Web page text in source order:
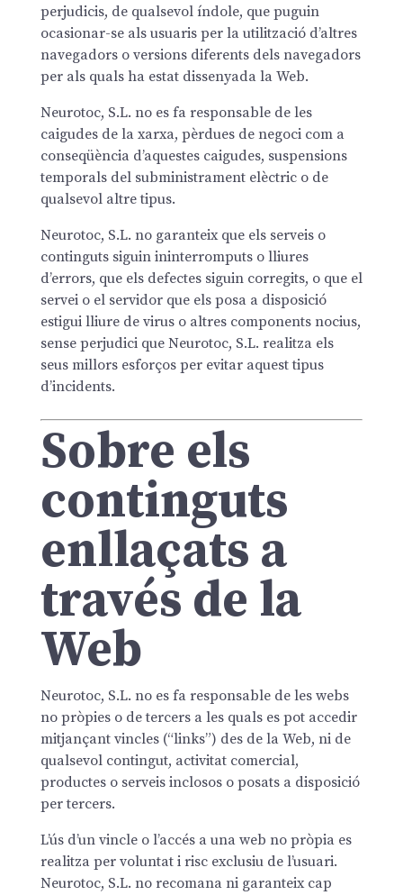
perjudicis, de qualsevol índole, que puguin
ocasionar-se als usuaris per la utilització d’altres
navegadors o versions diferents dels navegadors
per als quals ha estat dissenyada la Web.
Neurotoc, S.L. no es fa responsable de les
caigudes de la xarxa, pèrdues de negoci com a
conseqüència d’aquestes caigudes, suspensions
temporals del subministrament elèctric o de
qualsevol altre tipus.
Neurotoc, S.L. no garanteix que els serveis o
continguts siguin ininterromputs o lliures
d’errors, que els defectes siguin corregits, o que el
servei o el servidor que els posa a disposició
estigui lliure de virus o altres components nocius,
sense perjudici que Neurotoc, S.L. realitza els
seus millors esforços per evitar aquest tipus
d’incidents.
Sobre els
continguts
enllaçats a
través de la
Web
Neurotoc, S.L. no es fa responsable de les webs
no pròpies o de tercers a les quals es pot accedir
mitjançant vincles (“links”) des de la Web, ni de
qualsevol contingut, activitat comercial,
productes o serveis inclosos o posats a disposició
per tercers.
L’ús d’un vincle o l’accés a una web no pròpia es
realitza per voluntat i risc exclusiu de l’usuari.
Neurotoc, S.L. no recomana ni garanteix cap